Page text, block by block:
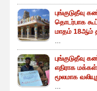
தொடர்பாக
மாதம் 18ஆம்
...
எதிராக
மூலமாக
...